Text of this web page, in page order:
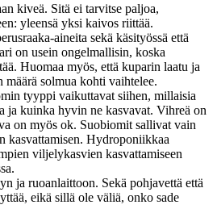
kiveä. Sitä ei tarvitse paljoa,
yleensä yksi kaivos riittää.
aineita sekä käsityössä että
on usein ongelmallisin, koska
Huomaa myös, että kuparin laatu ja
solmua kohti vaihtelee.
tyyppi vaikuttavat siihen, millaisia
ja kuinka hyvin ne kasvavat. Vihreä on
on myös ok. Suobiomit sallivat vain
kasvattamisen. Hydroponiikkaa
viljelykasvien kasvattamiseen
ja ruoanlaittoon. Sekä pohjavettä että
eikä sillä ole väliä, onko sade